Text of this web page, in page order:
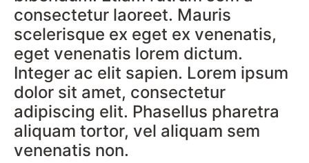
consectetur laoreet. Mauris
scelerisque ex eget ex venenatis,
eget venenatis lorem dictum.
Integer ac elit sapien. Lorem ipsum
dolor sit amet, consectetur
adipiscing elit. Phasellus pharetra
aliquam tortor, vel aliquam sem
venenatis non.